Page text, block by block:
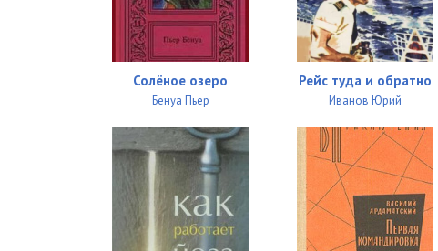
Serdtsa_tryoh_026
Serdtsa_tryoh_027
Serdtsa_tryoh_028
Serdtsa_tryoh_029
Serdtsa_tryoh_030
Serdtsa_tryoh_031
Serdtsa_tryoh_032
Солёное озеро
Бенуа Пьер
Рейс туда и обратно
Иванов Юрий